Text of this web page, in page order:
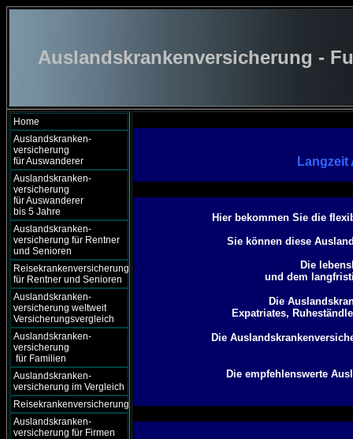
Auslandskrankenversicherung -
Home
Auslandskranken-
versicherung
für Auswanderer
Auslandskranken-
versicherung
für Auswanderer
bis 5 Jahre
Auslandskranken-
versicherung für Rentner
und Senioren
Reisekrankenversicherung
für Rentner und Senioren
Auslandskranken-
versicherung weltweit
Versicherungsvergleich
Auslandskranken-
versicherung
für Familien
Auslandskranken-
versicherung im Vergleich
Reisekrankenversicherung
Auslandskranken-
versicherung für Firmen
Hier bekommen Sie die
Sie können diese
Die
und dem
Die
Expatriates,
Die
Die empfehlenswerte